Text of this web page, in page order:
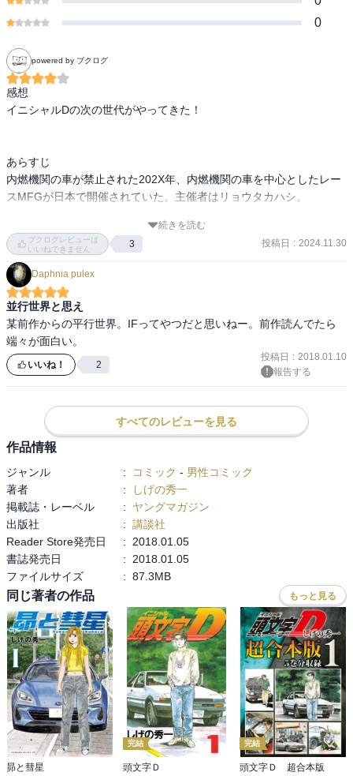
0
powered by ブクログ
感想
イニシャルDの次の世代がやってきた！
あらすじ
内燃機関の車が禁止された202X年、内燃機関の車を中心としたレー
スMFGが日本で開催されていた。主催者はリョウタカハシ。
イギリスからきたカナタは恋の家に居候になりながらMFGに挑戦す
る。
カナタは父親を探すために日本にきた。第一戦小田原、決勝に進め
るのは僅か15台。
片桐夏向の名前でトヨタ86に乗って出場する。
続きを読む
ブクログレビューは
いいねできません
3 投稿日 : 2024.11.30
Daphnia pulex
並行世界と思え
某前作からの平行世界。IFってやつだと思いねー。前作読んでたら
端々が面白い。
いいね！ 2
投稿日 : 2018.01.10
報告する
すべてのレビューを見る
作品情報
ジャンル : コミック - 男性コミック
著者
:
しげの秀一
掲載誌・レーベル
:
ヤングマガジン
出版社
: 講談社
Reader Store発売日
:
2018.01.05
書誌発売日
:
2018.01.05
ファイルサイズ
: 87.3MB
同じ著者の作品 もっと見る
昴と彗星
完結
頭文字Ｄ
完結
頭文字Ｄ 超合本版